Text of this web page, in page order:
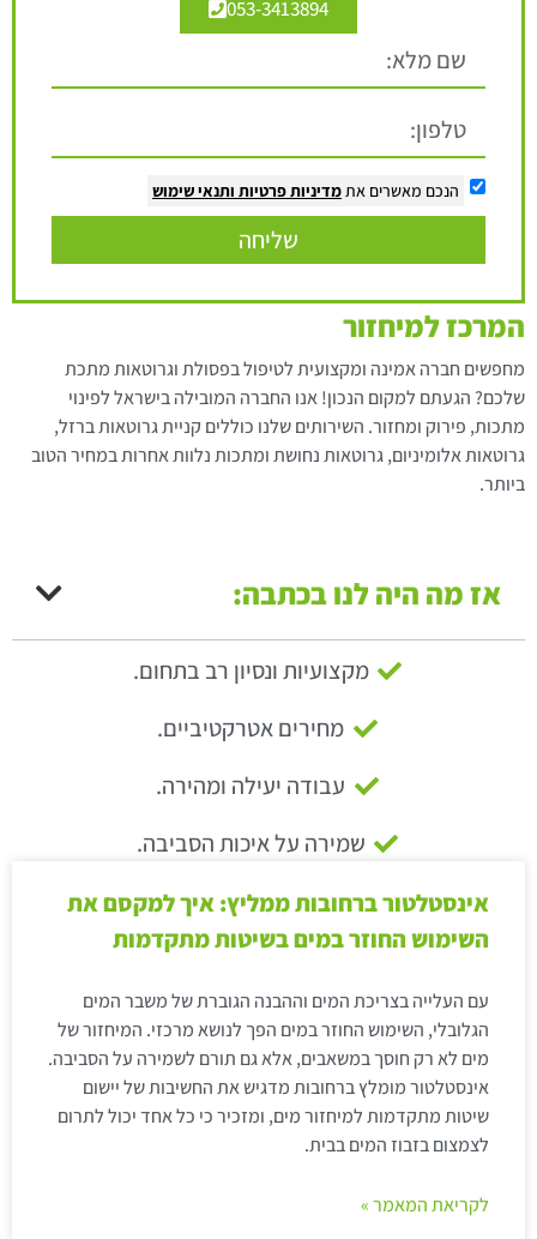
053-3413894
הנכם מאשרים אתמדיניות פרטיות ותנאי שימוש
שליחה
המרכז למיחזור
מחפשים חברה אמינה ומקצועית לטיפול בפסולת וגרוטאות מתכת
שלכם? הגעתם למקום הנכון! אנו החברה המובילה בישראל לפינוי
מתכות, פירוק ומחזור. השירותים שלנו כוללים קניית גרוטאות ברזל,
גרוטאות אלומיניום, גרוטאות נחושת ומתכות נלוות אחרות במחיר הטוב
ביותר.
אז מה היה לנו בכתבה:
מקצועיות ונסיון רב בתחום.
מחירים אטרקטיביים.
עבודה יעילה ומהירה.
שמירה על איכות הסביבה.
אינסטלטור ברחובות ממליץ: איך למקסם את
השימוש החוזר במים בשיטות מתקדמות
עם העלייה בצריכת המים וההבנה הגוברת של משבר המים
הגלובלי, השימוש החוזר במים הפך לנושא מרכזי. המיחזור של
מים לא רק חוסך במשאבים, אלא גם תורם לשמירה על הסביבה.
אינסטלטור מומלץ ברחובות מדגיש את החשיבות של יישום
שיטות מתקדמות למיחזור מים, ומזכיר כי כל אחד יכול לתרום
לצמצום בזבוז המים בבית.
לקריאת המאמר »